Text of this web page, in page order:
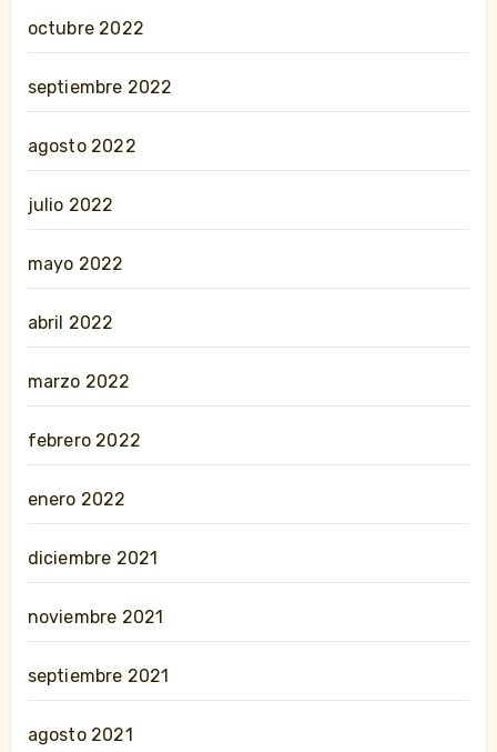
octubre 2022
septiembre 2022
agosto 2022
julio 2022
mayo 2022
abril 2022
marzo 2022
febrero 2022
enero 2022
diciembre 2021
noviembre 2021
septiembre 2021
agosto 2021